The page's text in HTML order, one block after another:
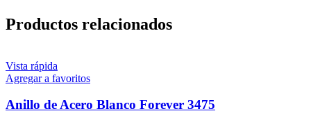
Productos relacionados
Vista rápida
Agregar a favoritos
Anillo de Acero Blanco Forever 3475